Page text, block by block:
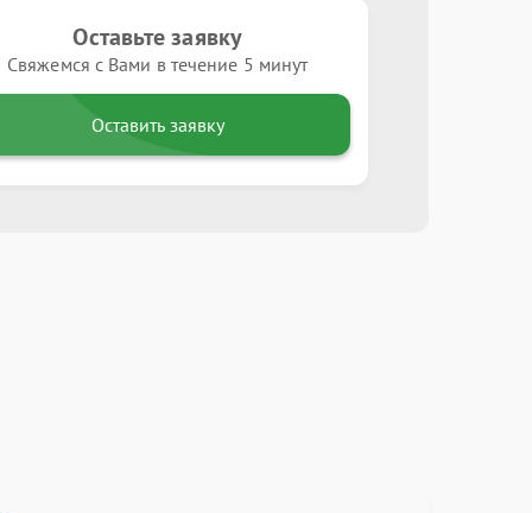
Оставьте заявку
Свяжемся с Вами в течение 5 минут
Оставить заявку